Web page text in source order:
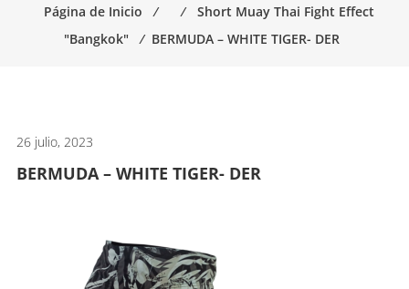
Página de Inicio ⁄ ⁄ Short Muay Thai Fight Effect
"Bangkok"
⁄ BERMUDA – WHITE TIGER- DER
26 julio, 2023
BERMUDA – WHITE TIGER- DER